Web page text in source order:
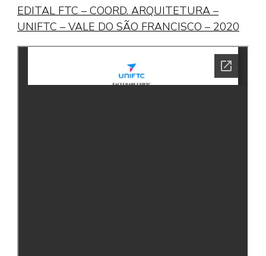
EDITAL FTC – COORD. ARQUITETURA –
UNIFTC – VALE DO SÃO FRANCISCO – 2020